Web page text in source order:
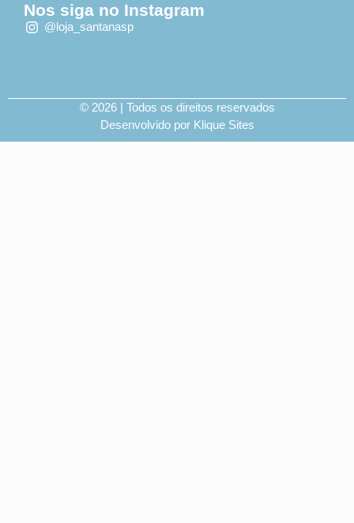
Nos siga no Instagram
@loja_santanasp
© 2026 | Todos os direitos reservados
Desenvolvido por Klique Sites